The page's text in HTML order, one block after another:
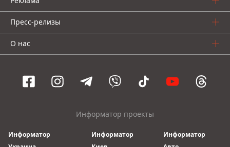
Пресс-релизы
О нас
Информатор проекты
Информатор
Информатор
Информатор